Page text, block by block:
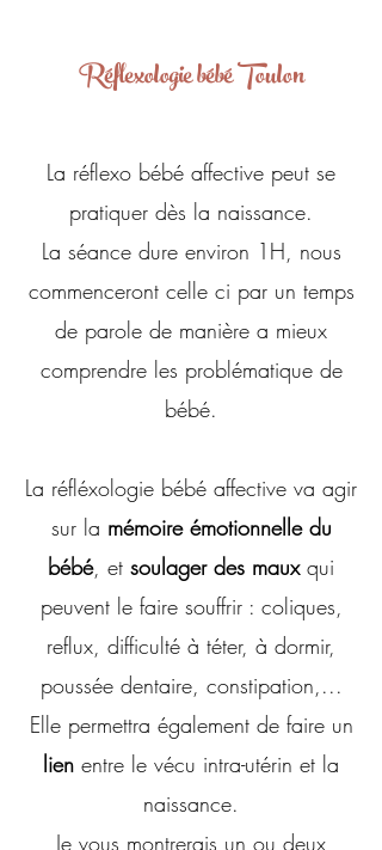
Réflexologie bébé Toulon
La réflexo bébé affective peut se
pratiquer dès la naissance.
La séance dure environ 1H, nous
commenceront celle ci par un temps
de parole de manière a mieux
comprendre les problématique de
bébé.
La réfléxologie bébé affective va agir
sur la mémoire émotionnelle du
bébé, et soulager des mauxqui
peuvent le faire souffrir : coliques,
reflux, difficulté à téter, à dormir,
poussée dentaire, constipation,...
Elle permettra également de faire un
lien entre le vécu intra-utérin et la
naissance.
Je vous montrerais un ou deux